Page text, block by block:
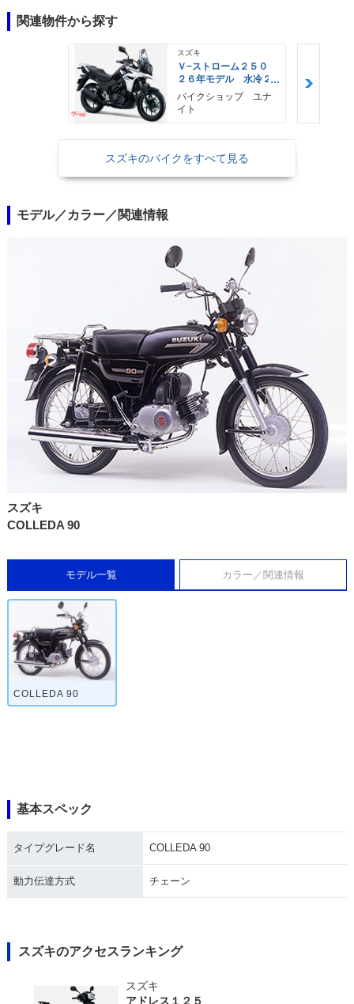
関連物件から探す
スズキ
Ｖ−ストローム２５０
２６年モデル 水冷２
気筒エンジン ＬＥＤ
ヘッドライト標準装備
バイクショップ ユナ
イト
スズキのバイクをすべて見る
モデル／カラー／関連情報
スズキ
COLLEDA 90
モデル一覧 カラー／関連情報
COLLEDA 90
基本スペック
タイプグレード名 COLLEDA 90
動力伝達方式 チェーン
スズキのアクセスランキング
スズキ
アドレス１２５